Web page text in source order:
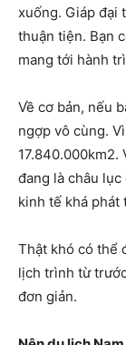
xuống. Giáp đại
thuận tiện. Bạn
mang tới hành
Về cơ bản, nếu
ngợp vô cùng.
17.840.000km2.
đang là châu
kinh tế khá phát
Thật khó có thể
lịch trình từ
đơn giản.